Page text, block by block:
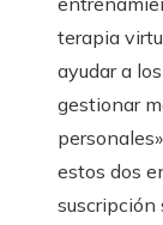
terapia
ayudar a
gestionar
estos dos
suscripción